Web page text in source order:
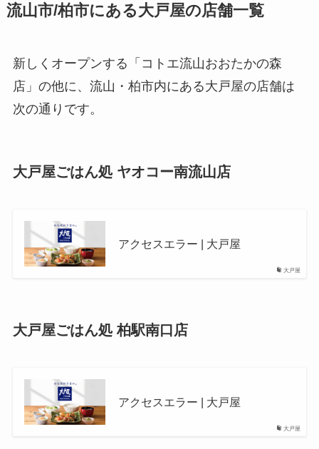
流山市/柏市にある大戸屋の店舗一覧
新しくオープンする「コトエ流山おおたかの森
店」の他に、流山・柏市内にある大戸屋の店舗は
次の通りです。
大戸屋ごはん処 ヤオコー南流山店
大戸屋
アクセスエラー | 大戸屋
大戸屋ごはん処 柏駅南口店
大戸屋
アクセスエラー | 大戸屋